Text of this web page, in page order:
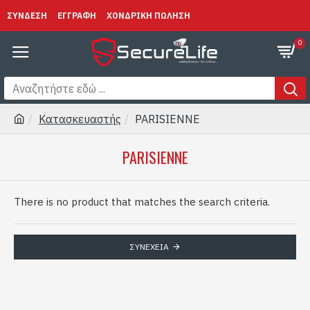
ΣΥΝΔΕΣΗ ΕΓΓΡΑΦΗ ΧΟΝΔΡΙΚΗ ΠΩΛΗΣΗ
0
Κατασκευαστής PARISIENNE
PARISIENNE
There is no product that matches the search criteria.
ΣΥΝΈΧΕΙΑ